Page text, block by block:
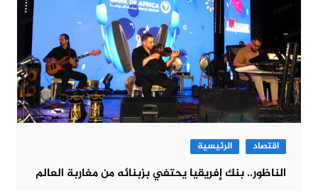
اقتصاد الرئيسية
الناظور.. بنك إفريقيا يحتفي بزبنائه من مغاربة العالم